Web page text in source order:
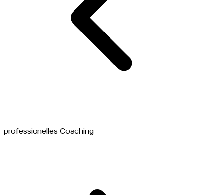
professionelles Coaching